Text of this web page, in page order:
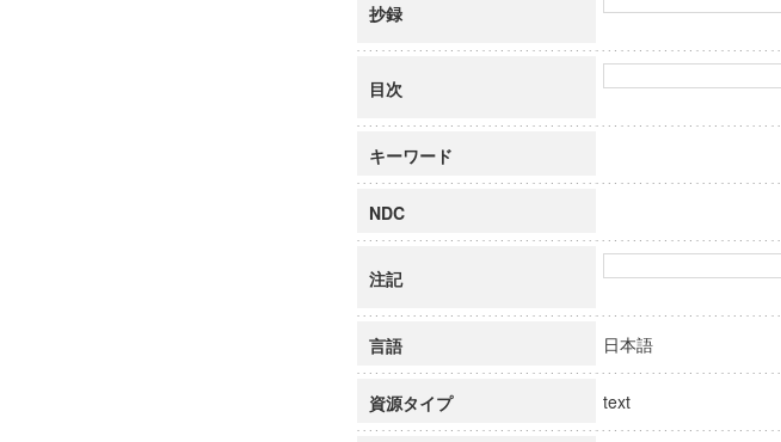
抄録
目次
キーワード
NDC
注記
言語 日本語
資源タイプ text